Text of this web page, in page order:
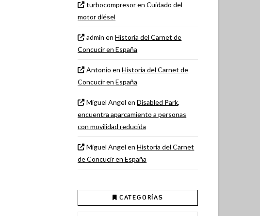
turbocompresorenCuidado del
motor diésel
admin enHistoria del Carnet de
Concucir en España
Antonio enHistoria del Carnet de
Concucir en España
Miguel Angel enDisabled Park,
encuentra aparcamiento a personas
con movilidad reducida
Miguel Angel enHistoria del Carnet
de Concucir en España
CATEGORÍAS